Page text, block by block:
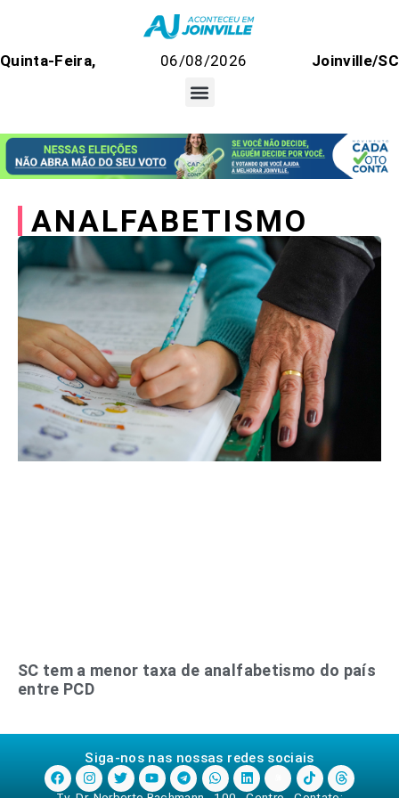
Quinta-Feira, 06/08/2026 Joinville/SC
ANALFABETISMO
SC tem a menor taxa de analfabetismo do país
entre PCD
Siga-nos nas nossas redes sociais